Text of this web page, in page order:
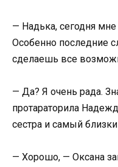
— Надька, сегодня мне
Особенно последние
сделаешь все
— Да? Я очень рада.
протараторила
сестра и самый
— Хорошо, — Оксана